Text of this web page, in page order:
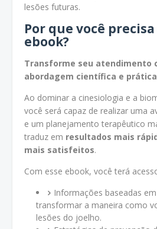
lesões futuras.
Por que você
ebook?
Transforme seu atendimento
abordagem científica e
Ao dominar a cinesiologia e a
você será capaz de realizar uma
e um planejamento terapêutico
traduz em resultados mais
mais satisfeitos.
Com esse ebook, você terá
Informações baseadas
transformar a maneira como
lesões do joelho.